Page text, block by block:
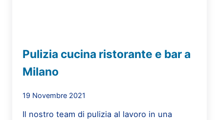
Pulizia cucina ristorante e bar a
Milano
19 Novembre 2021
Il nostro team di pulizia al lavoro in una